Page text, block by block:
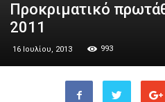
Προκριματικό
2011
16 Ιουλίου, 2013 993